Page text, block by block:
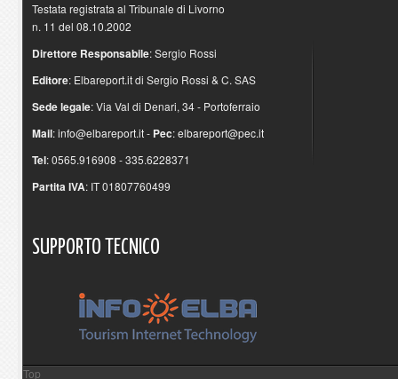
Testata registrata al Tribunale di Livorno
n. 11 del 08.10.2002
Direttore Responsabile: Sergio Rossi
Editore: Elbareport.it di Sergio Rossi & C. SAS
Sede legale: Via Val di Denari, 34 - Portoferraio
Mail:info@elbareport.it- Pec:elbareport@pec.it
Tel: 0565.916908 - 335.6228371
Partita IVA: IT 01807760499
SUPPORTO TECNICO
Top